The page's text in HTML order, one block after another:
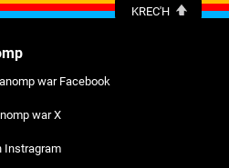
KREC'H
war Facebook
war X
Instragram